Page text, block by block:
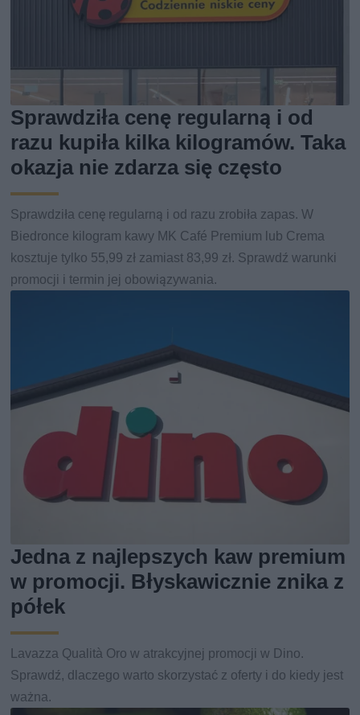
Sprawdziła cenę regularną i od
razu kupiła kilka kilogramów. Taka
okazja nie zdarza się często
Sprawdziła cenę regularną i od razu zrobiła zapas. W
Biedronce kilogram kawy MK Café Premium lub Crema
kosztuje tylko 55,99 zł zamiast 83,99 zł. Sprawdź warunki
promocji i termin jej obowiązywania.
Jedna z najlepszych kaw premium
w promocji. Błyskawicznie znika z
półek
Lavazza Qualità Oro w atrakcyjnej promocji w Dino.
Sprawdź, dlaczego warto skorzystać z oferty i do kiedy jest
ważna.